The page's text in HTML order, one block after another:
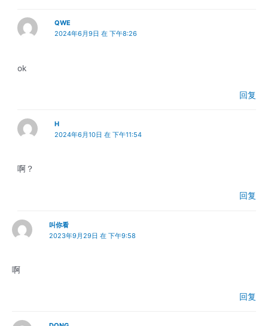
QWE
2024年6月9日 在 下午8:26
ok
回复
H
2024年6月10日 在 下午11:54
啊？
回复
叫你看
2023年9月29日 在 下午9:58
啊
回复